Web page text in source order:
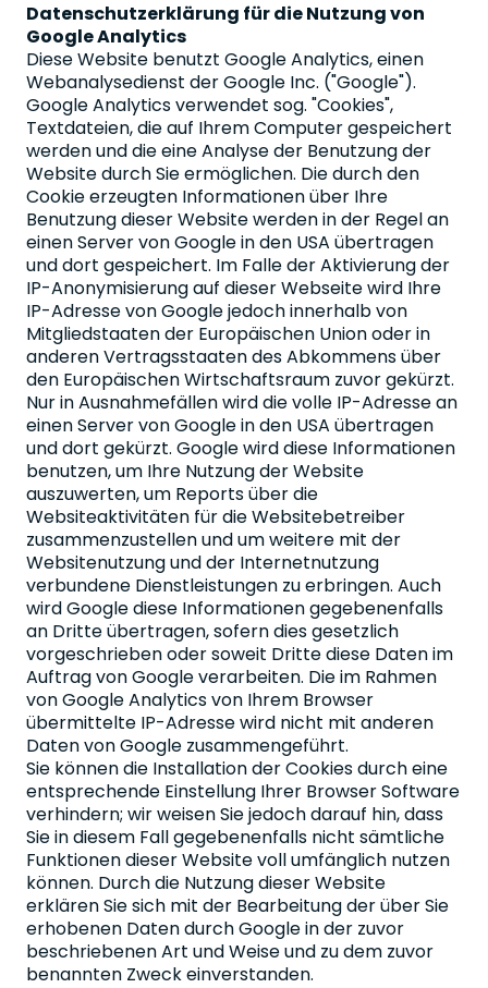
Datenschutzerklärung für die Nutzung von
Google Analytics
Diese Website benutzt Google Analytics, einen
Webanalysedienst der Google Inc. ("Google").
Google Analytics verwendet sog. "Cookies",
Textdateien, die auf Ihrem Computer gespeichert
werden und die eine Analyse der Benutzung der
Website durch Sie ermöglichen. Die durch den
Cookie erzeugten Informationen über Ihre
Benutzung dieser Website werden in der Regel an
einen Server von Google in den USA übertragen
und dort gespeichert. Im Falle der Aktivierung der
IP-Anonymisierung auf dieser Webseite wird Ihre
IP-Adresse von Google jedoch innerhalb von
Mitgliedstaaten der Europäischen Union oder in
anderen Vertragsstaaten des Abkommens über
den Europäischen Wirtschaftsraum zuvor gekürzt.
Nur in Ausnahmefällen wird die volle IP-Adresse an
einen Server von Google in den USA übertragen
und dort gekürzt. Google wird diese Informationen
benutzen, um Ihre Nutzung der Website
auszuwerten, um Reports über die
Websiteaktivitäten für die Websitebetreiber
zusammenzustellen und um weitere mit der
Websitenutzung und der Internetnutzung
verbundene Dienstleistungen zu erbringen. Auch
wird Google diese Informationen gegebenenfalls
an Dritte übertragen, sofern dies gesetzlich
vorgeschrieben oder soweit Dritte diese Daten im
Auftrag von Google verarbeiten. Die im Rahmen
von Google Analytics von Ihrem Browser
übermittelte IP-Adresse wird nicht mit anderen
Daten von Google zusammengeführt.
Sie können die Installation der Cookies durch eine
entsprechende Einstellung Ihrer Browser Software
verhindern; wir weisen Sie jedoch darauf hin, dass
Sie in diesem Fall gegebenenfalls nicht sämtliche
Funktionen dieser Website voll umfänglich nutzen
können. Durch die Nutzung dieser Website
erklären Sie sich mit der Bearbeitung der über Sie
erhobenen Daten durch Google in der zuvor
beschriebenen Art und Weise und zu dem zuvor
benannten Zweck einverstanden.